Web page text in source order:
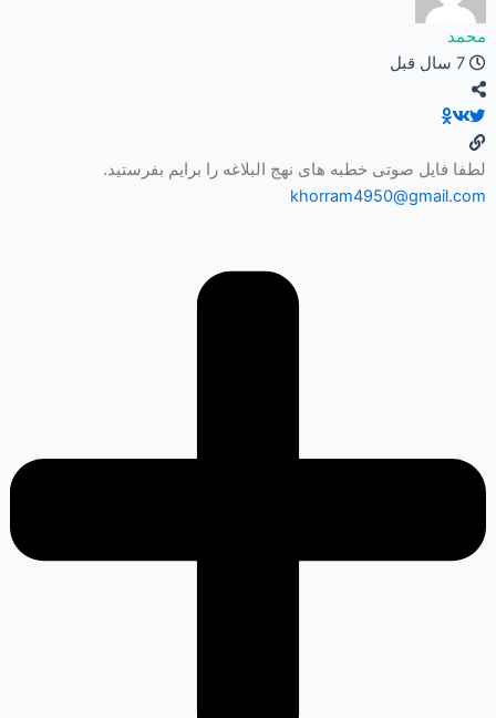
محمد
7 سال قبل
لطفا فایل صوتی خطبه های نهج البلاغه را برایم بفرستید.
khorram4950@gmail.com